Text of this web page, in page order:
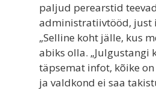
paljud perearstid
administratiivtööd, just
„Selline koht jälle, kus
abiks olla. „Julgustangi
täpsemat infot, kõike
ja valdkond ei saa